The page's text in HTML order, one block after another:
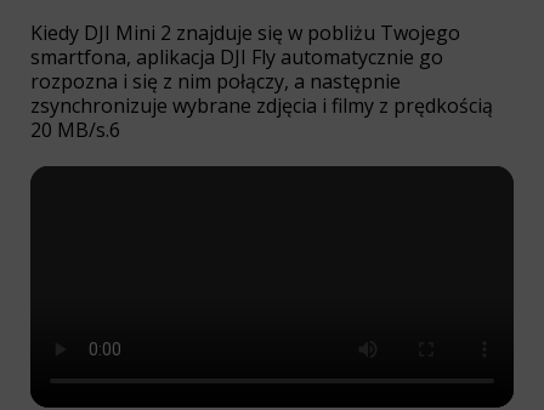
Kiedy DJI Mini 2 znajduje się w pobliżu Twojego
smartfona, aplikacja DJI Fly automatycznie go
rozpozna i się z nim połączy, a następnie
zsynchronizuje wybrane zdjęcia i filmy z prędkością
20 MB/s.6